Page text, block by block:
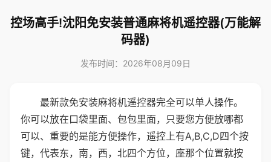
控场高手!沈阳免安装普通麻将机遥控器(万能解
码器)
发布时间：2026年08月09日
最新款免安装麻将机遥控器完全可以单人操作。
你可以放在口袋里面、包包里面，只要您方便放哪都
可以、重要的是能方便操作，遥控上有A,B,C,D四个按
键，代表东，南，西，北四个方位，座那个位置就按